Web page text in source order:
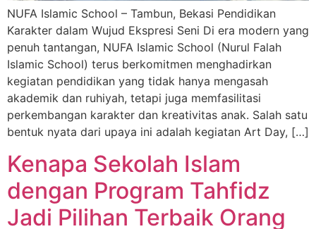
NUFA Islamic School – Tambun, Bekasi Pendidikan
Karakter dalam Wujud Ekspresi Seni Di era modern yang
penuh tantangan, NUFA Islamic School (Nurul Falah
Islamic School) terus berkomitmen menghadirkan
kegiatan pendidikan yang tidak hanya mengasah
akademik dan ruhiyah, tetapi juga memfasilitasi
perkembangan karakter dan kreativitas anak. Salah satu
bentuk nyata dari upaya ini adalah kegiatan Art Day, […]
Kenapa Sekolah Islam
dengan Program Tahfidz
Jadi Pilihan Terbaik Orang